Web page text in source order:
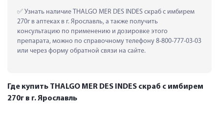
Узнать наличие THALGO MER DES INDES скраб с имбирем
270г в аптеках в г. Ярославль, а также получить
консультацию по применению и дозировке этого
препарата, можно по справочному телефону 8-800-777-03-03
или через форму обратной связи на сайте.
Где купить THALGO MER DES INDES скраб с имбирем
270г в г. Ярославль